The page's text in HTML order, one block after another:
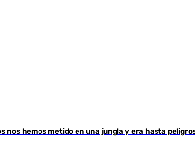
nos hemos metido en una jungla y era hasta